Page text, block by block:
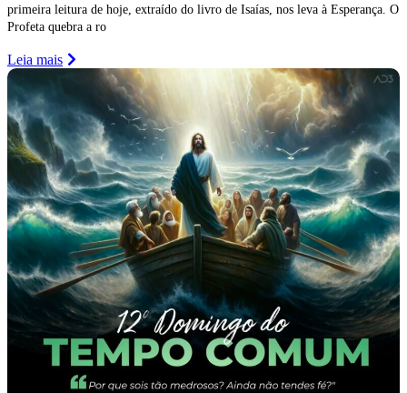
primeira leitura de hoje, extraído do livro de Isaías, nos leva à Esperança. O
Profeta quebra a ro
Leia mais